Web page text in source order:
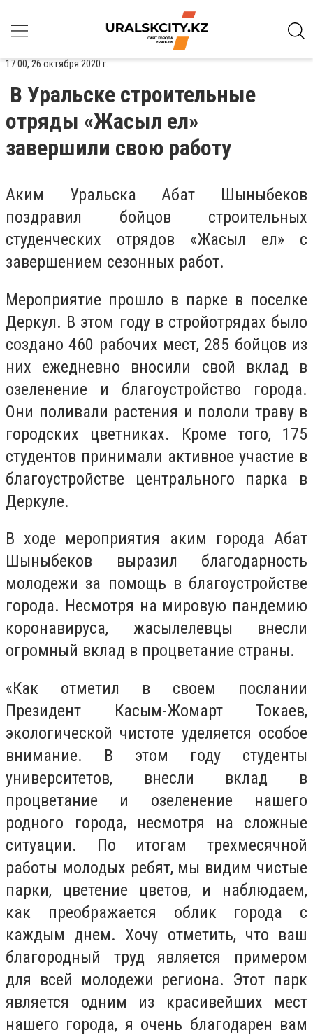
17:00, 26 октября 2020 г.
В Уральске строительные
отряды «Жасыл ел»
завершили свою работу
Аким Уральска Абат Шыныбеков
поздравил бойцов строительных
студенческих отрядов «Жасыл ел» с
завершением сезонных работ.
Мероприятие прошло в парке в поселке
Деркул. В этом году в стройотрядах было
создано 460 рабочих мест, 285 бойцов из
них ежедневно вносили свой вклад в
озеленение и благоустройство города.
Они поливали растения и пололи траву в
городских цветниках. Кроме того, 175
студентов принимали активное участие в
благоустройстве центрального парка в
Деркуле.
В ходе мероприятия аким города Абат
Шыныбеков выразил благодарность
молодежи за помощь в благоустройстве
города. Несмотря на мировую пандемию
коронавируса, жасылелевцы внесли
огромный вклад в процветание страны.
«Как отметил в своем послании
Президент Касым-Жомарт Токаев,
экологической чистоте уделяется особое
внимание. В этом году студенты
университетов, внесли вклад в
процветание и озеленение нашего
родного города, несмотря на сложные
ситуации. По итогам трехмесячной
работы молодых ребят, мы видим чистые
парки, цветение цветов, и наблюдаем,
как преображается облик города с
каждым днем. Хочу отметить, что ваш
благородный труд является примером
для всей молодежи региона. Этот парк
является одним из красивейших мест
нашего города, я очень благодарен вам